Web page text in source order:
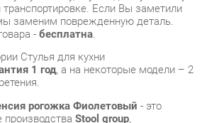
рогожка Фиолетовый- это
Stool group ,
государственному
довольны вашим приобретением, и
отзыв об опыте его
поможет сориентироваться нашим